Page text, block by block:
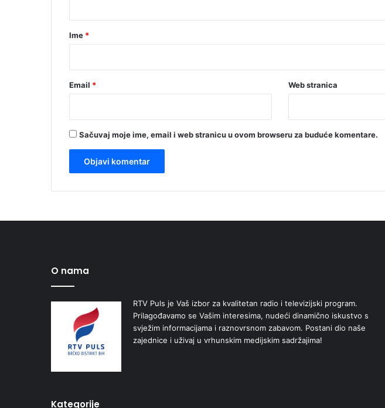
r
Ime *
Email * Web stranica
Sačuvaj moje ime, email i web stranicu u ovom browseru za buduće komentare.
O nama
RTV Puls je Vaš izbor za kvalitetan radio i televizijski program.
Prilagođavamo se Vašim interesima, nudeći dinamično iskustvo s
svježim informacijama i raznovrsnom zabavom. Postani dio naše
zajednice i uživaj u vrhunskim medijskim sadržajima!
Kategorije